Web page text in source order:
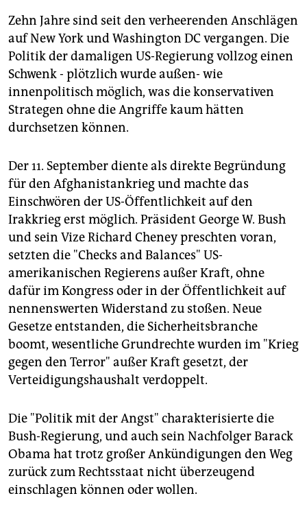
genossenschaft
epaper login
Zehn Jahre sind seit den verheerenden Anschlägen
auf New York und Washington DC vergangen. Die
Politik der damaligen US-Regierung vollzog einen
Schwenk - plötzlich wurde außen- wie
innenpolitisch möglich, was die konservativen
Strategen ohne die Angriffe kaum hätten
durchsetzen können.
Der 11. September diente als direkte Begründung
für den Afghanistankrieg und machte das
Einschwören der US-Öffentlichkeit auf den
Irakkrieg erst möglich. Präsident George W. Bush
und sein Vize Richard Cheney preschten voran,
setzten die "Checks and Balances" US-
amerikanischen Regierens außer Kraft, ohne
dafür im Kongress oder in der Öffentlichkeit auf
nennenswerten Widerstand zu stoßen. Neue
Gesetze entstanden, die Sicherheitsbranche
boomt, wesentliche Grundrechte wurden im "Krieg
gegen den Terror" außer Kraft gesetzt, der
Verteidigungshaushalt verdoppelt.
Die "Politik mit der Angst" charakterisierte die
Bush-Regierung, und auch sein Nachfolger Barack
Obama hat trotz großer Ankündigungen den Weg
zurück zum Rechtsstaat nicht überzeugend
einschlagen können oder wollen.